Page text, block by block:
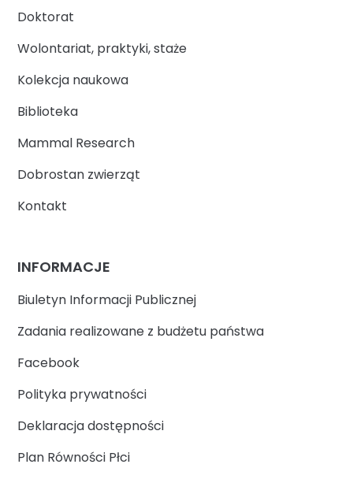
Doktorat
Wolontariat, praktyki, staże
Kolekcja naukowa
Biblioteka
Mammal Research
Dobrostan zwierząt
Kontakt
INFORMACJE
Biuletyn Informacji Publicznej
Zadania realizowane z budżetu państwa
Facebook
Polityka prywatności
Deklaracja dostępności
Plan Równości Płci